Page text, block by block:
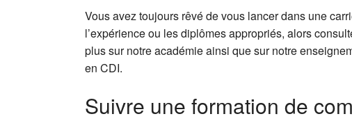
Vous avez toujours rêvé de vous lancer dans une
l’expérience ou les diplômes appropriés, alors
plus sur notre académie ainsi que sur notre
en CDI.
Suivre une formation de